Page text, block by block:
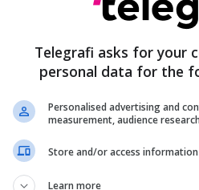
se ky sulm fizik ndodhi
me deputeten Arjeta Fejza
është goditur me
Pas përpjekjes së
Telegrafi asks for your
personal data for the
Personalised advertising and
measurement, audience
Store and/or access information
Learn more